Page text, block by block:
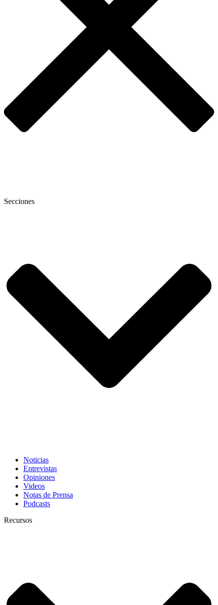
Secciones
Noticias
Entrevistas
Opiniones
Videos
Notas de Prensa
Podcasts
Recursos